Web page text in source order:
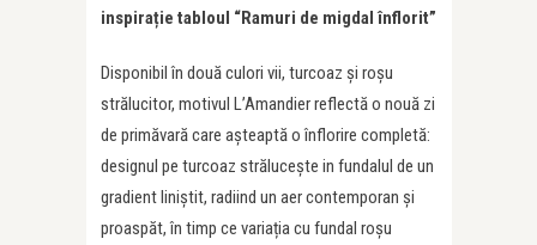
inspirație tabloul “Ramuri de migdal înflorit”
Disponibil în două culori vii, turcoaz și roșu
strălucitor, motivul L’Amandier reflectă o nouă zi
de primăvară care așteaptă o înflorire completă:
designul pe turcoaz strălucește in fundalul de un
gradient liniștit, radiind un aer contemporan și
proaspăt, în timp ce variația cu fundal roșu